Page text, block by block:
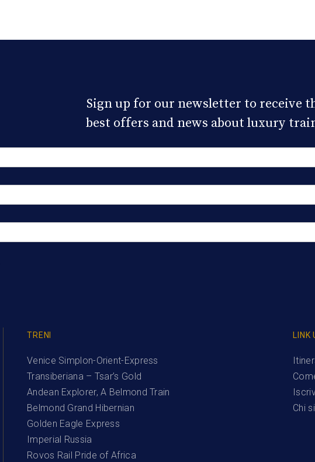
Sign up for our newsletter to receive
best offers and news about luxury
TRENI
Venice Simplon-Orient-Express
Transiberiana – Tsar’s Gold
Andean Explorer, A Belmond Train
Belmond Grand Hibernian
Golden Eagle Express
Imperial Russia
Rovos Rail Pride of Africa
LINK
Chi